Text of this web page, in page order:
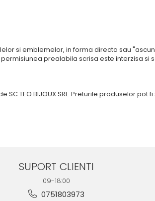
si emblemelor, in forma directa sau
prealabila scrisa este interzisa si
TEO BIJOUX SRL. Preturile produselor pot
SUPORT CLIENTI
09-18:00
0751803973